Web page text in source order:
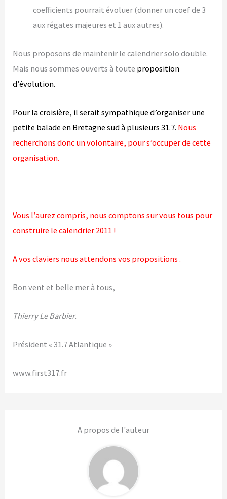
coefficients pourrait évoluer (donner un coef de 3
aux régates majeures et 1 aux autres).
Nous proposons de maintenir le calendrier solo double.
Mais nous sommes ouverts à toute proposition
d’évolution.
Pour la croisière, il serait sympathique d’organiser une
petite balade en Bretagne sud à plusieurs 31.7. Nous
recherchons donc un volontaire, pour s’occuper de cette
organisation.
Vous l’aurez compris, nous comptons sur vous tous pour
construire le calendrier 2011 !
A vos claviers nous attendons vos propositions .
Bon vent et belle mer à tous,
Thierry Le Barbier.
Président « 31.7 Atlantique »
www.first317.fr
A propos de l'auteur